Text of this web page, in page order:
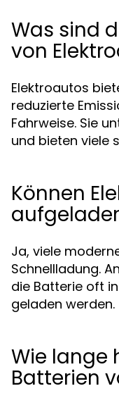
Was sind
von
Elektroautos
reduzierte
Fahrweise. Sie
und bieten viele
Können
Ja, viele
Schnellladung.
die Batterie oft
geladen werden.
Wie lange
Batterien